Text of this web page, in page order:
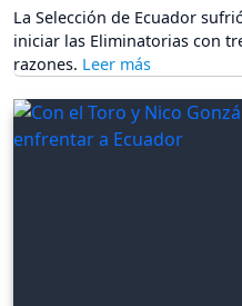
La Selección de Ecuador
iniciar las Eliminatorias con
razones.